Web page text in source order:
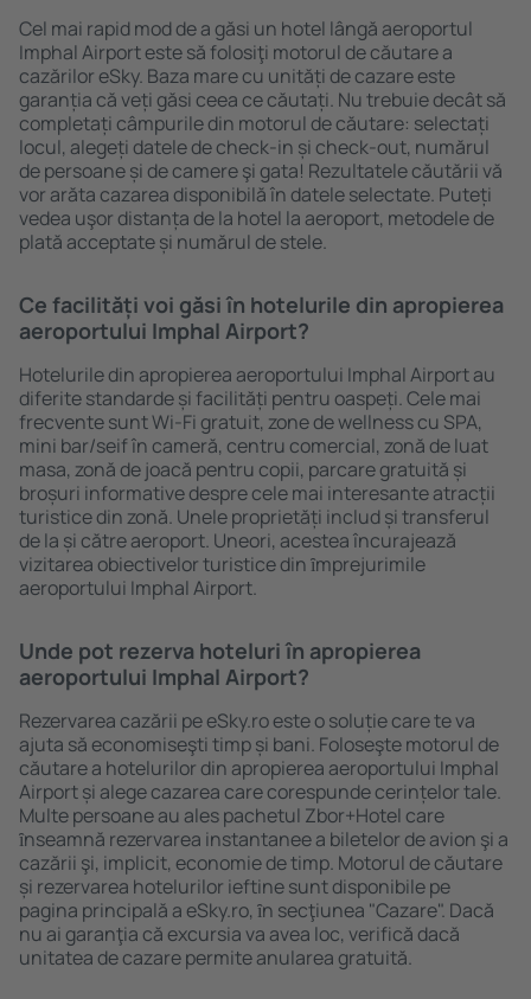
Cel mai rapid mod de a găsi un hotel lângă aeroportul
Imphal Airport este să folosiţi motorul de căutare a
cazărilor eSky. Baza mare cu unități de cazare este
garanția că veți găsi ceea ce căutați. Nu trebuie decât să
completați câmpurile din motorul de căutare: selectați
locul, alegeți datele de check-in și check-out, numărul
de persoane și de camere şi gata! Rezultatele căutării vă
vor arăta cazarea disponibilă în datele selectate. Puteți
vedea uşor distanța de la hotel la aeroport, metodele de
plată acceptate și numărul de stele.
Ce facilități voi găsi în hotelurile din apropierea
aeroportului Imphal Airport?
Hotelurile din apropierea aeroportului Imphal Airport au
diferite standarde și facilități pentru oaspeți. Cele mai
frecvente sunt Wi-Fi gratuit, zone de wellness cu SPA,
mini bar/seif în cameră, centru comercial, zonă de luat
masa, zonă de joacă pentru copii, parcare gratuită și
broșuri informative despre cele mai interesante atracții
turistice din zonă. Unele proprietăți includ și transferul
de la și către aeroport. Uneori, acestea încurajează
vizitarea obiectivelor turistice din ȋmprejurimile
aeroportului Imphal Airport.
Unde pot rezerva hoteluri în apropierea
aeroportului Imphal Airport?
Rezervarea cazării pe eSky.ro este o soluție care te va
ajuta să economiseşti timp și bani. Foloseşte motorul de
căutare a hotelurilor din apropierea aeroportului Imphal
Airport și alege cazarea care corespunde cerințelor tale.
Multe persoane au ales pachetul Zbor+Hotel care
ȋnseamnă rezervarea instantanee a biletelor de avion şi a
cazării şi, implicit, economie de timp. Motorul de căutare
și rezervarea hotelurilor ieftine sunt disponibile pe
pagina principală a eSky.ro, ȋn secţiunea "Cazare". Dacă
nu ai garanţia că excursia va avea loc, verifică dacă
unitatea de cazare permite anularea gratuită.